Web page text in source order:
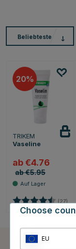
Beliebteste
20
TRIKEM
Vaseline
ab €4.76
ab €5.95
Bewertung: (27)
Choose
EU